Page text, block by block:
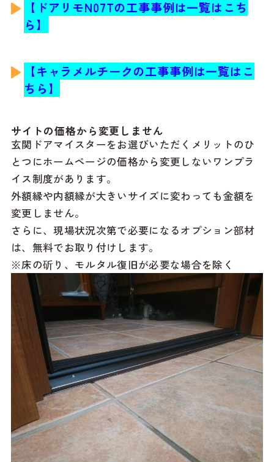
【ドアリモN07Tの工事事例は一覧はこち
ら】
【キャラメルチークの工事事例は一覧はこ
ちら】
サイトの価格から変更しません
玄関ドアマイスターをお選びいただくメリットのひ
とつにホームページの価格から変更しないワンプラ
イス制度があります。
外額縁や内額縁が大きいサイズに変わっても金額を
変更しません。
さらに、現場状況次第で必要になるオプション部材
は、無料でお取り付けします。
※床の斫り、モルタル復旧が必要な場合を除く